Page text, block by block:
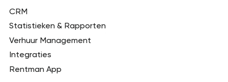
CRM
Statistieken & Rapporten
Verhuur Management
Integraties
Rentman App